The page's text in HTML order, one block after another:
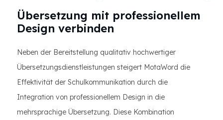
Übersetzung mit professionellem
Design verbinden
Neben der Bereitstellung qualitativ hochwertiger
Übersetzungsdienstleistungen steigert MotaWord die
Effektivität der Schulkommunikation durch die
Integration von professionellem Design in die
mehrsprachige Übersetzung. Diese Kombination